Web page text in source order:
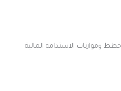
وموازنات الاستدامة المالية